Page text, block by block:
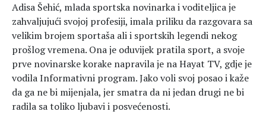
Savjeti
Ostalo
Dijete
Nutricionizam
Recepti
Suplementi
Tablica kalorija
ZDRAVLJE
Um i tijelo
Povrede i bolesti
Lifestyle
Trudnice
LIFESTYLE
Bodybuilding
Fitness
Ishrana
VODA
Adisa Šehić, mlada sportska novinarka i voditeljica je
zahvaljujući svojoj profesiji, imala priliku da razgovara sa
velikim brojem sportaša ali i sportskih legendi nekog
prošlog vremena. Ona je oduvijek pratila sport, a svoje
prve novinarske korake napravila je na Hayat TV, gdje je
vodila Informativni program. Jako voli svoj posao i kaže
da ga ne bi mijenjala, jer smatra da ni jedan drugi ne bi
radila sa toliko ljubavi i posvećenosti.